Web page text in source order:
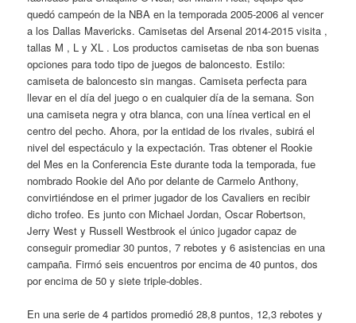
quedó campeón de la NBA en la temporada 2005-2006 al vencer
a los Dallas Mavericks. Camisetas del Arsenal 2014-2015 visita ,
tallas M , L y XL . Los productos camisetas de nba son buenas
opciones para todo tipo de juegos de baloncesto. Estilo:
camiseta de baloncesto sin mangas. Camiseta perfecta para
llevar en el día del juego o en cualquier día de la semana. Son
una camiseta negra y otra blanca, con una línea vertical en el
centro del pecho. Ahora, por la entidad de los rivales, subirá el
nivel del espectáculo y la expectación. Tras obtener el Rookie
del Mes en la Conferencia Este durante toda la temporada, fue
nombrado Rookie del Año por delante de Carmelo Anthony,
convirtiéndose en el primer jugador de los Cavaliers en recibir
dicho trofeo. Es junto con Michael Jordan, Oscar Robertson,
Jerry West y Russell Westbrook el único jugador capaz de
conseguir promediar 30 puntos, 7 rebotes y 6 asistencias en una
campaña. Firmó seis encuentros por encima de 40 puntos, dos
por encima de 50 y siete triple-dobles.
En una serie de 4 partidos promedió 28,8 puntos, 12,3 rebotes y